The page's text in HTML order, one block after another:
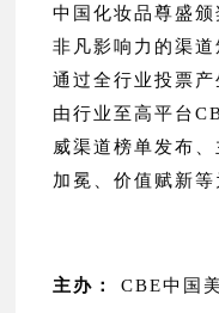
中国化妆品尊盛
非凡影响力的渠道
通过全行业投票产
由行业至高平台
威渠道榜单发布
加冕、价值赋新等
主办： CBE中国